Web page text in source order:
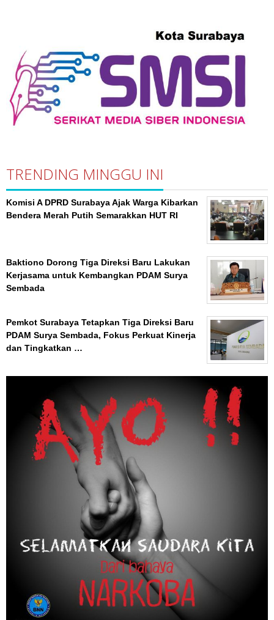
TRENDING MINGGU INI
Komisi A DPRD Surabaya Ajak Warga Kibarkan
Bendera Merah Putih Semarakkan HUT RI
Baktiono Dorong Tiga Direksi Baru Lakukan
Kerjasama untuk Kembangkan PDAM Surya
Sembada
Pemkot Surabaya Tetapkan Tiga Direksi Baru
PDAM Surya Sembada, Fokus Perkuat Kinerja
dan Tingkatkan …